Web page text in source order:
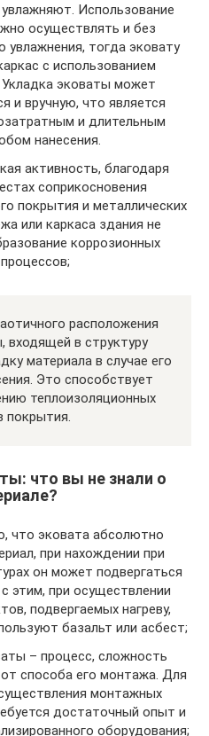
Использование
осуществлять и без
увлажнения, тогда эковату
с использованием
эковаты может
и вручную, что является
и длительным
нанесения.
активность, благодаря
соприкосновения
покрытия и металлических
или каркаса здания не
коррозионных
процессов;
расположения
входящей в структуру
материала в случае его
Это способствует
теплоизоляционных
покрытия.
что вы не знали о
что эковата абсолютно
при нахождении при
он может подвергаться
этим, при осуществлении
подвергаемых нагреву,
базальт или асбест;
– процесс, сложность
способа его монтажа. Для
монтажных
достаточный опыт и
оборудования;